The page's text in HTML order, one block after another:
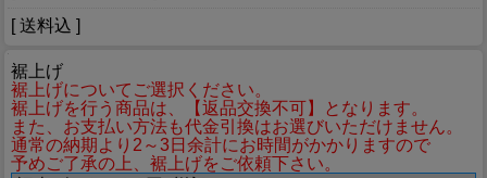
[ 送料込 ]
裾上げ
裾上げについてご選択ください。
裾上げを行う商品は、【返品交換不可】となります。
また、お支払い方法も代金引換はお選びいただけません。
通常の納期より2～3日余計にお時間がかかりますので
予めご了承の上、裾上げをご依頼下さい。